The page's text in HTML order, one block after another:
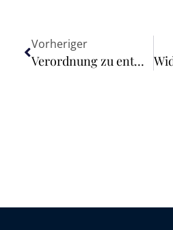
Vorheriger
Verordnung zu entwaldungsfreien Lieferketten: Vereinfachungen vorgeschlagen